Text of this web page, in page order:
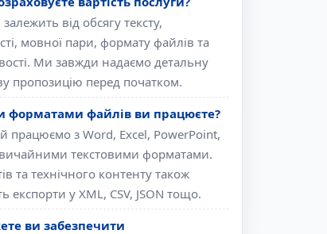
залежить від обсягу тексту,
мовної пари, формату файлів та
Ми завжди надаємо детальну
пропозицію перед початком.
форматами файлів ви працюєте?
працюємо з Word, Excel, PowerPoint,
текстовими форматами.
та технічного контенту також
експорти у XML, CSV, JSON тощо.
ви забезпечити